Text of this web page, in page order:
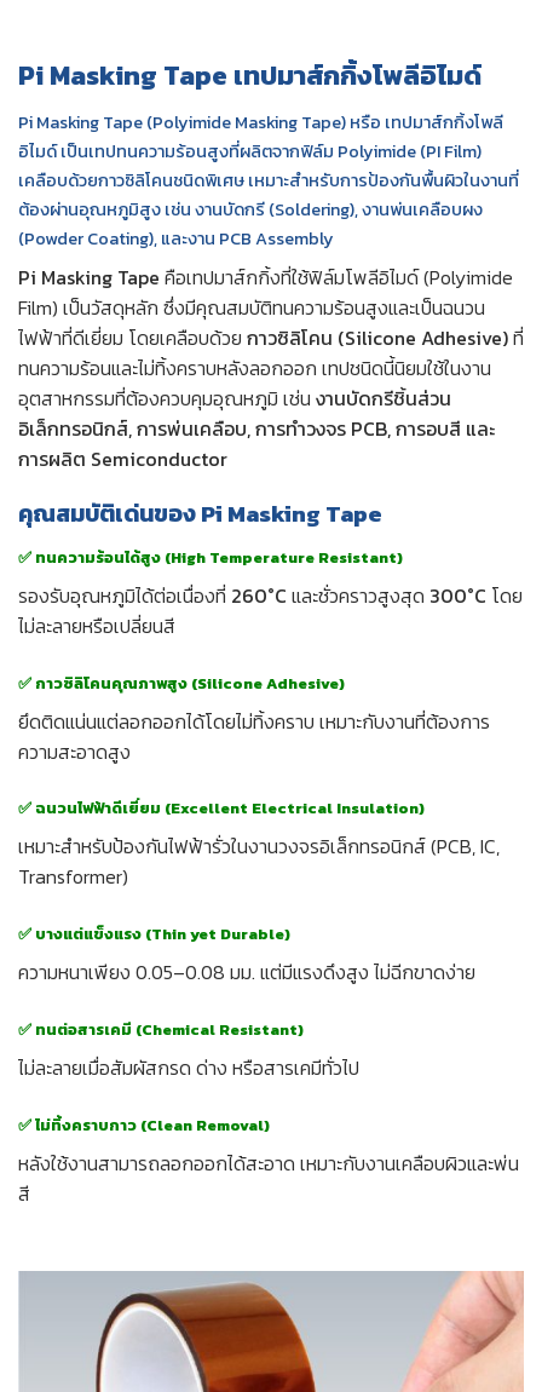
Pi Masking Tape เทปมาส์กกิ้งโพลีอิไมด์
Pi Masking Tape (Polyimide Masking Tape) หรือ เทปมาส์กกิ้งโพลี
อิไมด์ เป็นเทปทนความร้อนสูงที่ผลิตจากฟิล์ม Polyimide (PI Film)
เคลือบด้วยกาวซิลิโคนชนิดพิเศษ เหมาะสำหรับการป้องกันพื้นผิวในงานที่
ต้องผ่านอุณหภูมิสูง เช่น งานบัดกรี (Soldering), งานพ่นเคลือบผง
(Powder Coating), และงาน PCB Assembly
Pi Masking Tape คือเทปมาส์กกิ้งที่ใช้ฟิล์มโพลีอิไมด์ (Polyimide
Film) เป็นวัสดุหลัก ซึ่งมีคุณสมบัติทนความร้อนสูงและเป็นฉนวน
ไฟฟ้าที่ดีเยี่ยม โดยเคลือบด้วย กาวซิลิโคน (Silicone Adhesive)ที่
ทนความร้อนและไม่ทิ้งคราบหลังลอกออก เทปชนิดนี้นิยมใช้ในงาน
อุตสาหกรรมที่ต้องควบคุมอุณหภูมิ เช่น งานบัดกรีชิ้นส่วน
อิเล็กทรอนิกส์, การพ่นเคลือบ, การทำวงจร PCB, การอบสี และ
การผลิต Semiconductor
คุณสมบัติเด่นของ Pi Masking Tape
✅ ทนความร้อนได้สูง (High Temperature Resistant)
รองรับอุณหภูมิได้ต่อเนื่องที่ 260°C และชั่วคราวสูงสุด 300°C โดย
ไม่ละลายหรือเปลี่ยนสี
✅ กาวซิลิโคนคุณภาพสูง (Silicone Adhesive)
ยึดติดแน่นแต่ลอกออกได้โดยไม่ทิ้งคราบ เหมาะกับงานที่ต้องการ
ความสะอาดสูง
✅ ฉนวนไฟฟ้าดีเยี่ยม (Excellent Electrical Insulation)
เหมาะสำหรับป้องกันไฟฟ้ารั่วในงานวงจรอิเล็กทรอนิกส์ (PCB, IC,
Transformer)
✅ บางแต่แข็งแรง (Thin yet Durable)
ความหนาเพียง 0.05–0.08 มม. แต่มีแรงดึงสูง ไม่ฉีกขาดง่าย
✅ ทนต่อสารเคมี (Chemical Resistant)
ไม่ละลายเมื่อสัมผัสกรด ด่าง หรือสารเคมีทั่วไป
✅ ไม่ทิ้งคราบกาว (Clean Removal)
หลังใช้งานสามารถลอกออกได้สะอาด เหมาะกับงานเคลือบผิวและพ่น
สี